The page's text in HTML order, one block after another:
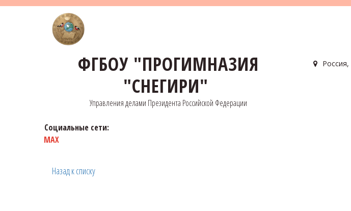
ФГБОУ "ПРОГИМНАЗИЯ
"СНЕГИРИ"
Управления делами Президента Российской Федерации
Социальные сети:
MAX
Россия,
Назад к списку